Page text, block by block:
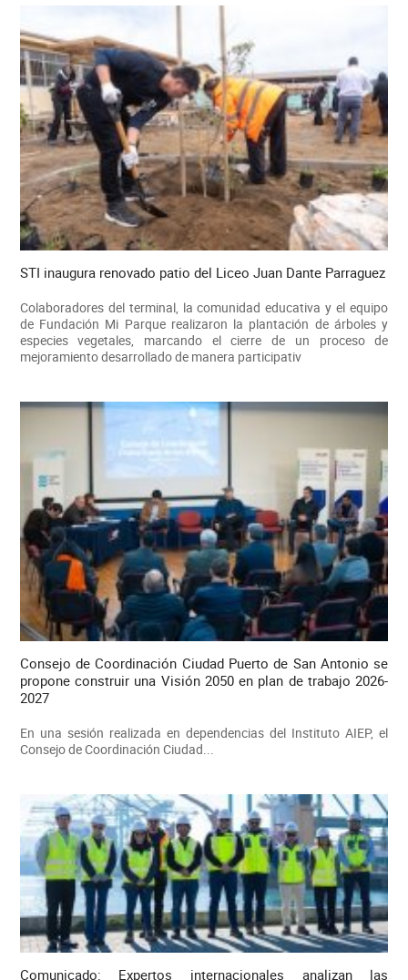
STI inaugura renovado patio del Liceo Juan Dante Parraguez
Colaboradores del terminal, la comunidad educativa y el equipo
de Fundación Mi Parque realizaron la plantación de árboles y
especies vegetales, marcando el cierre de un proceso de
mejoramiento desarrollado de manera participativ
Consejo de Coordinación Ciudad Puerto de San Antonio se
propone construir una Visión 2050 en plan de trabajo 2026-
2027
En una sesión realizada en dependencias del Instituto AIEP, el
Consejo de Coordinación Ciudad...
Comunicado: Expertos internacionales analizan las